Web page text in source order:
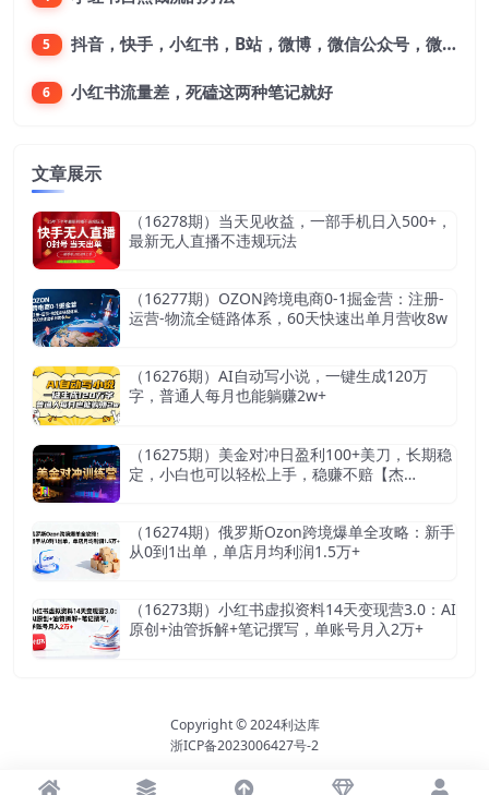
5 抖音，快手，小红书，B站，微博，微信公众号，微信视频号。每一个平台，都是不一样的机会，对应不一样的赚钱思路
6 小红书流量差，死磕这两种笔记就好
文章展示
（16278期）当天见收益，一部手机日入500+，
最新无人直播不违规玩法
（16277期）OZON跨境电商0-1掘金营：注册-
运营-物流全链路体系，60天快速出单月营收8w
（16276期）AI自动写小说，一键生成120万
字，普通人每月也能躺赚2w+
（16275期）美金对冲日盈利100+美刀，长期稳
定，小白也可以轻松上手，稳赚不赔【杰…
（16274期）俄罗斯Ozon跨境爆单全攻略：新手
从0到1出单，单店月均利润1.5万+
（16273期）小红书虚拟资料14天变现营3.0：AI
原创+油管拆解+笔记撰写，单账号月入2万+
Copyright © 2024利达库
浙ICP备2023006427号-2